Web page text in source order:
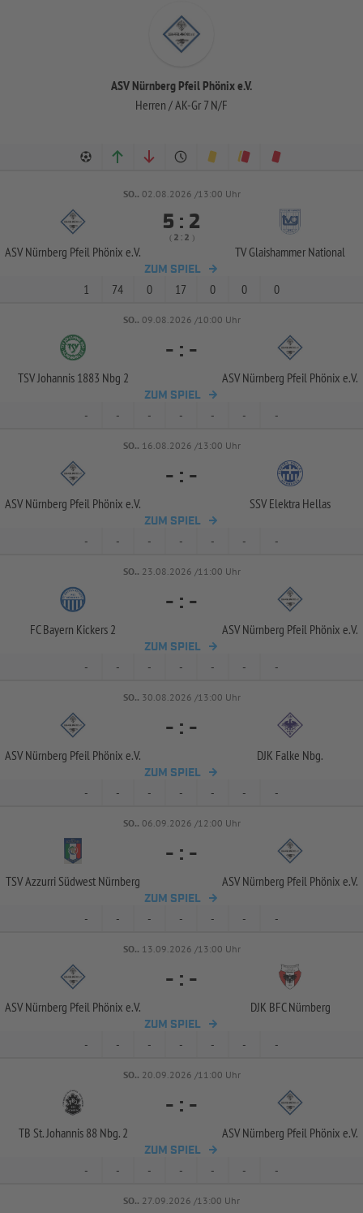
ASV Nürnberg Pfeil Phönix e.V.
Herren / AK-Gr 7 N/F
SO.. 02.08.2026 /13:00 Uhr
ASV Nürnberg Pfeil Phönix e.V.
 : 
(  :  )
TV Glaishammer National
ZUM SPIEL
1 74 0 17 0 0 0
SO.. 09.08.2026 /10:00 Uhr
TSV Johannis 1883 Nbg 2
- : -
ASV Nürnberg Pfeil Phönix e.V.
ZUM SPIEL
- - - - - - -
SO.. 16.08.2026 /13:00 Uhr
ASV Nürnberg Pfeil Phönix e.V.
- : -
SSV Elektra Hellas
ZUM SPIEL
- - - - - - -
SO.. 23.08.2026 /11:00 Uhr
FC Bayern Kickers 2
- : -
ASV Nürnberg Pfeil Phönix e.V.
ZUM SPIEL
- - - - - - -
SO.. 30.08.2026 /13:00 Uhr
ASV Nürnberg Pfeil Phönix e.V.
- : -
DJK Falke Nbg.
ZUM SPIEL
- - - - - - -
SO.. 06.09.2026 /12:00 Uhr
TSV Azzurri Südwest Nürnberg
- : -
ASV Nürnberg Pfeil Phönix e.V.
ZUM SPIEL
- - - - - - -
SO.. 13.09.2026 /13:00 Uhr
ASV Nürnberg Pfeil Phönix e.V.
- : -
DJK BFC Nürnberg
ZUM SPIEL
- - - - - - -
SO.. 20.09.2026 /11:00 Uhr
TB St. Johannis 88 Nbg. 2
- : -
ASV Nürnberg Pfeil Phönix e.V.
ZUM SPIEL
- - - - - - -
SO.. 27.09.2026 /13:00 Uhr